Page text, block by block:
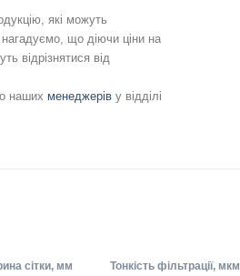
які можуть
нагадуємо, що діючи ціни на
відрізнятися від
наших менеджеріву відділі
сітки, мм Тонкість фільтрації, мкм